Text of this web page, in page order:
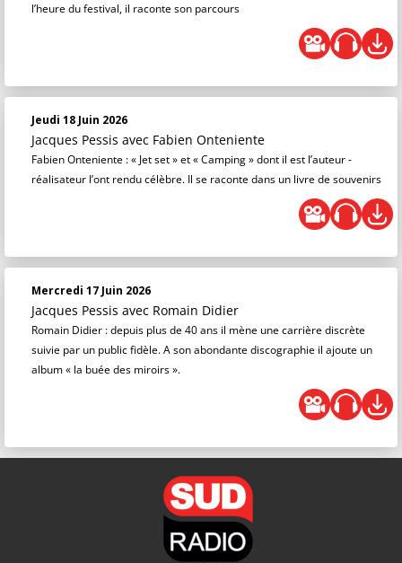
l’heure du festival, il raconte son parcours
Jeudi 18 Juin 2026
Jacques Pessis avec Fabien Onteniente
Fabien Onteniente : « Jet set » et « Camping » dont il est l’auteur -
réalisateur l’ont rendu célèbre. Il se raconte dans un livre de souvenirs
Mercredi 17 Juin 2026
Jacques Pessis avec Romain Didier
Romain Didier : depuis plus de 40 ans il mène une carrière discrète
suivie par un public fidèle. A son abondante discographie il ajoute un
album « la buée des miroirs ».